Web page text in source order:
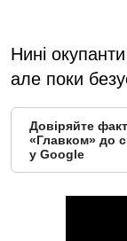
Нині
але поки
Довіряйте
«Главком» до
у Google